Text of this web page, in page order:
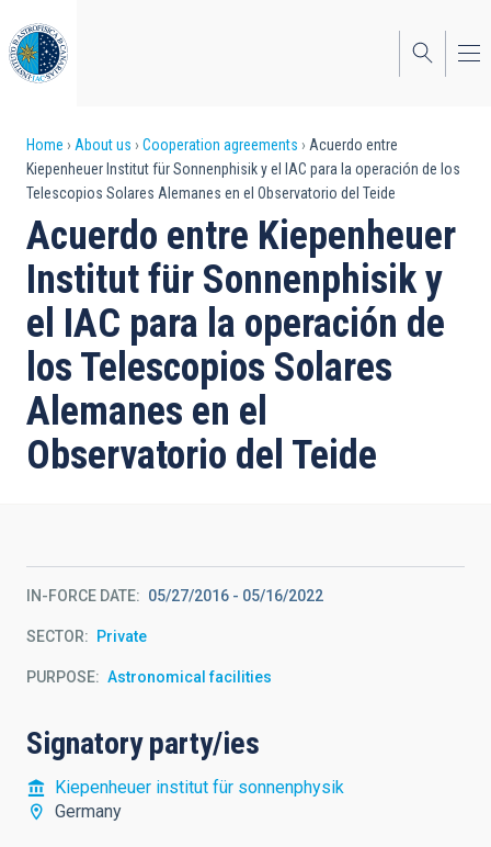
to
main
content
Breadcrumb
Home About us Cooperation agreements
Acuerdo entre
Kiepenheuer Institut für Sonnenphisik y el IAC para la operación de los
Telescopios Solares Alemanes en el Observatorio del Teide
Acuerdo entre Kiepenheuer
Institut für Sonnenphisik y
el IAC para la operación de
los Telescopios Solares
Alemanes en el
Observatorio del Teide
IN-FORCE DATE 05/27/2016 - 05/16/2022
SECTOR Private
PURPOSE Astronomical facilities
Signatory party/ies
Kiepenheuer institut für sonnenphysik
Germany